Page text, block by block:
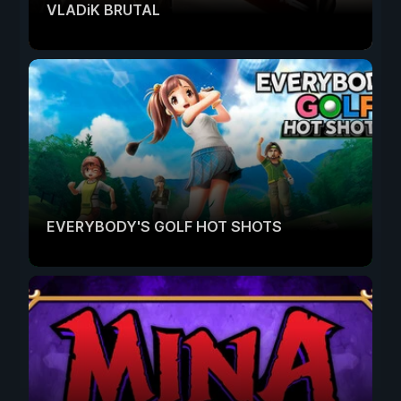
VLADiK BRUTAL
EVERYBODY'S GOLF HOT SHOTS